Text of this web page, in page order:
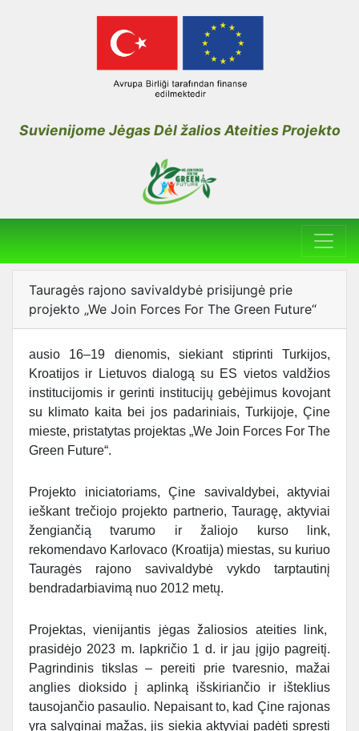
Suvienijome Jėgas Dėl žalios Ateities Projekto
Tauragės rajono savivaldybė prisijungė prie
projekto „We Join Forces For The Green Future“
ausio 16–19 dienomis, siekiant stiprinti Turkijos,
Kroatijos ir Lietuvos dialogą su ES vietos valdžios
institucijomis ir gerinti institucijų gebėjimus kovojant
su klimato kaita bei jos padariniais, Turkijoje, Çine
mieste, pristatytas projektas „We Join Forces For The
Green Future“.
Projekto iniciatoriams, Çine savivaldybei, aktyviai
ieškant trečiojo projekto partnerio, Tauragę, aktyviai
žengiančią tvarumo ir žaliojo kurso link,
rekomendavo Karlovaco (Kroatija) miestas, su kuriuo
Tauragės rajono savivaldybė vykdo tarptautinį
bendradarbiavimą nuo 2012 metų.
Projektas, vienijantis jėgas žaliosios ateities link,
prasidėjo 2023 m. lapkričio 1 d. ir jau įgijo pagreitį.
Pagrindinis tikslas – pereiti prie tvaresnio, mažai
anglies dioksido į aplinką išskiriančio ir išteklius
tausojančio pasaulio. Nepaisant to, kad Çine rajonas
yra sąlyginai mažas, jis siekia aktyviai padėti spręsti